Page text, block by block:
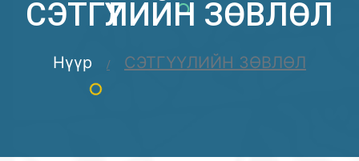
СЭТГҮҮЛИЙН ЗӨВЛӨЛ
Нүүр СЭТГҮҮЛИЙН ЗӨВЛӨЛ